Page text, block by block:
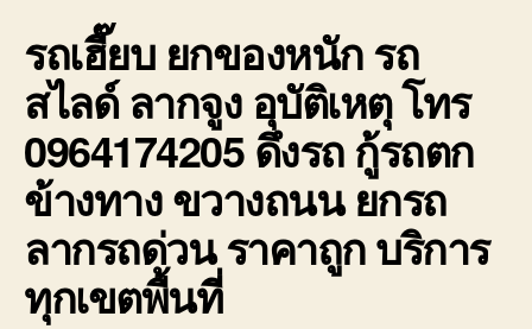
รถเฮี๊ยบ ยกของหนักรถ
สไลด์ ลากจูง อุบัติเหตุ โทร
0964174205 ดึงรถ กู้รถตก
ข้างทาง ขวางถนน ยกรถ
ลากรถด่วน ราคาถูก บริการ
ทุกเขตพื้นที่